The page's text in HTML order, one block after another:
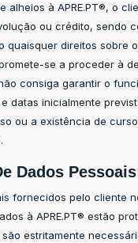
alheios à APRE.PT®, o
ou crédito, sendo
quaisquer direitos sobre
se a proceder à
consiga garantir o
datas inicialmente
ou a existência de
Dados
fornecidos pelo cliente
à APRE.PT® estão
estritamente